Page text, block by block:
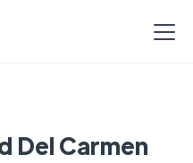
Del Carmen